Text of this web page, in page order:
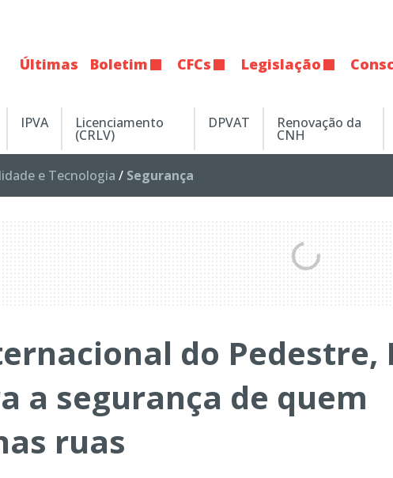
Últimas Boletim CFCs Legislação
IPVA Licenciamento
(CRLV)
DPVAT Renovação da
CNH
e Tecnologia / Segurança
do Pedestre,
a segurança de quem
ruas